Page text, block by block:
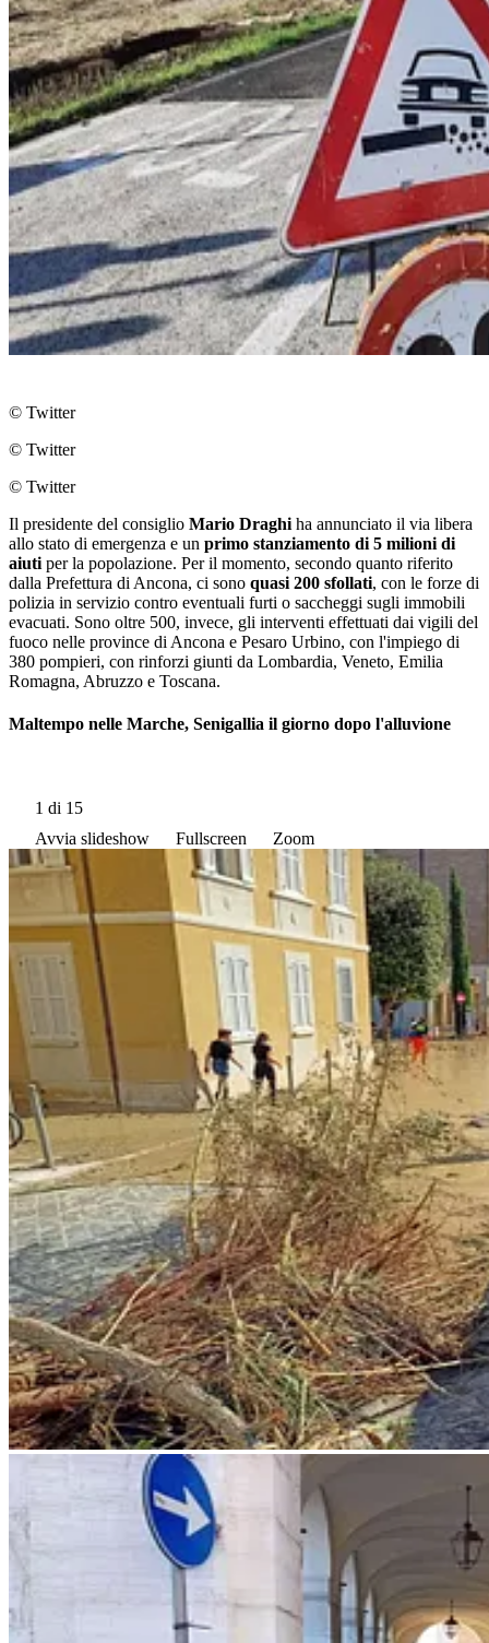
© Twitter
© Twitter
© Twitter
Il presidente del consiglio Mario Draghi ha annunciato il via libera
allo stato di emergenza e un primo stanziamento di 5 milioni di
aiuti per la popolazione. Per il momento, secondo quanto riferito
dalla Prefettura di Ancona, ci sono quasi 200 sfollati, con le forze di
polizia in servizio contro eventuali furti o saccheggi sugli immobili
evacuati. Sono oltre 500, invece, gli interventi effettuati dai vigili del
fuoco nelle province di Ancona e Pesaro Urbino, con l'impiego di
380 pompieri, con rinforzi giunti da Lombardia, Veneto, Emilia
Romagna, Abruzzo e Toscana.
Maltempo nelle Marche, Senigallia il giorno dopo l'alluvione
1 di 15
Avvia slideshow
Fullscreen Zoom